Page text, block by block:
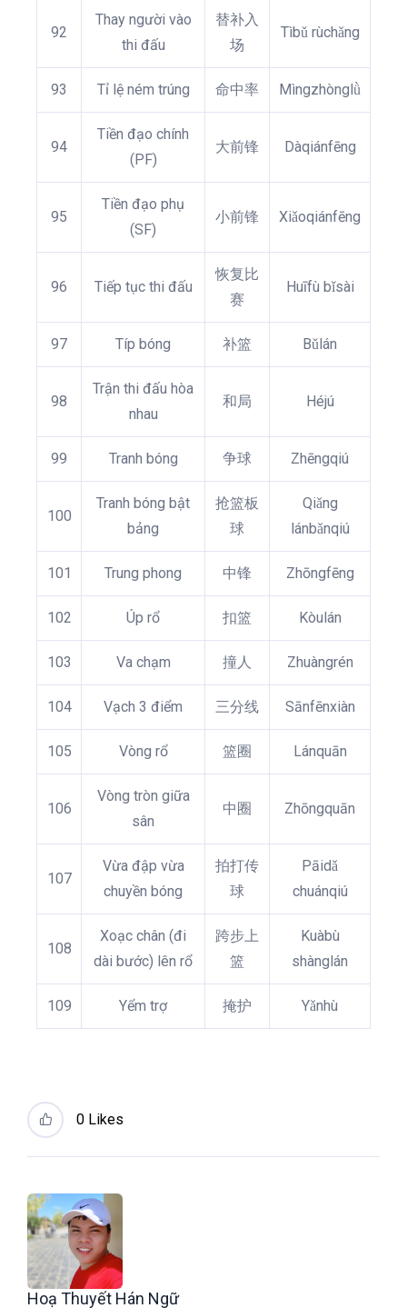
92
Thay người vào
thi đấu
替补入
场
Tìbǔ rùchǎng
93 Tỉ lệ ném trúng 命中率 Mìngzhònglǜ
94
Tiền đạo chính
(PF)
大前锋 Dàqiánfēng
95
Tiền đạo phụ
(SF)
小前锋 Xiǎoqiánfēng
96 Tiếp tục thi đấu
恢复比
赛
Huīfù bǐsài
97 Típ bóng 补篮 Bǔlán
98
Trận thi đấu hòa
nhau
和局 Héjú
99 Tranh bóng 争球 Zhēngqiú
100
Tranh bóng bật
bảng
抢篮板
球
Qiǎng
lánbǎnqiú
101 Trung phong 中锋 Zhōngfēng
102 Úp rổ 扣篮 Kòulán
103 Va chạm 撞人 Zhuàngrén
104 Vạch 3 điểm 三分线 Sānfēnxiàn
105 Vòng rổ 篮圈 Lánquān
106
Vòng tròn giữa
sân
中圈 Zhōngquān
107
Vừa đập vừa
chuyền bóng
拍打传
球
Pāidǎ
chuánqiú
108
Xoạc chân (đi
dài bước) lên rổ
跨步上
篮
Kuàbù
shànglán
109 Yểm trợ 掩护 Yǎnhù
0 Likes
Hoạ Thuyết Hán Ngữ